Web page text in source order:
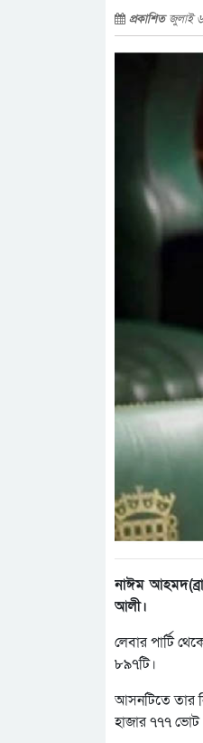
প্রকাশিতজুলাই
নাঈম
আলী।
লেবার পার্টি
৮৯৭টি।
আসনটিতে তার
হাজার ৭৭৭